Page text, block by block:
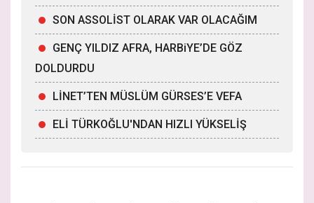
SON ASSOLİST OLARAK VAR OLACAĞIM
GENÇ YILDIZ AFRA, HARBiYE’DE GÖZ
DOLDURDU
LİNET’TEN MÜSLÜM GÜRSES’E VEFA
ELİ TÜRKOĞLU'NDAN HIZLI YÜKSELİŞ